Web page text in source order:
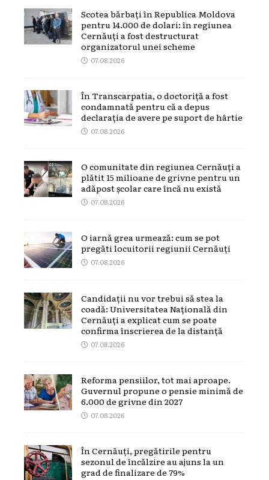
Scotea bărbați în Republica Moldova
pentru 14.000 de dolari: în regiunea
Cernăuți a fost destructurat
organizatorul unei scheme
07.08.2026
În Transcarpatia, o doctoriță a fost
condamnată pentru că a depus
declarația de avere pe suport de hârtie
07.08.2026
O comunitate din regiunea Cernăuți a
plătit 15 milioane de grivne pentru un
adăpost școlar care încă nu există
07.08.2026
O iarnă grea urmează: cum se pot
pregăti locuitorii regiunii Cernăuți
07.08.2026
Candidații nu vor trebui să stea la
coadă: Universitatea Națională din
Cernăuți a explicat cum se poate
confirma înscrierea de la distanță
07.08.2026
Reforma pensiilor, tot mai aproape.
Guvernul propune o pensie minimă de
6.000 de grivne din 2027
07.08.2026
În Cernăuți, pregătirile pentru
sezonul de încălzire au ajuns la un
grad de finalizare de 79%